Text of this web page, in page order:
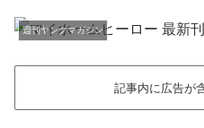
週刊ヤングマガジン
記事内に広告が